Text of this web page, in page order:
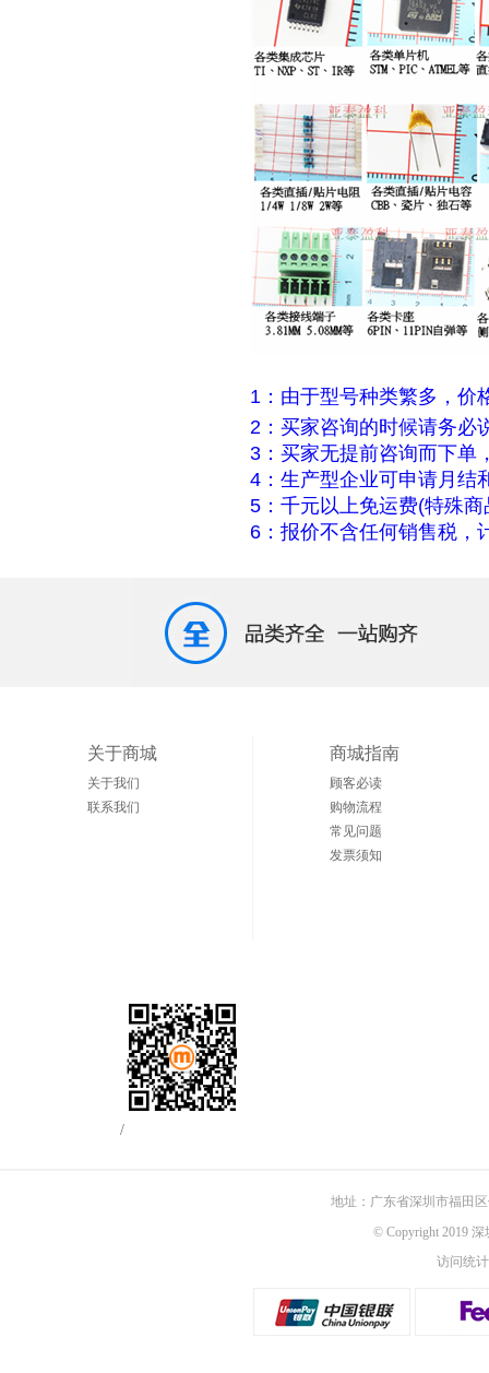
1：由于型号种类繁多，价
2：买家咨询的时候请务必
3：买家无提前咨询而下单
4：生产型企业可申请月结
5：千元以上免运费(特殊
6：报价不含任何销售税，
关于商城
关于我们
联系我们
商城指南
顾客必读
购物流程
常见问题
发票须知
/
地址：广东省深圳市福田
© Copyright 2019
访问统